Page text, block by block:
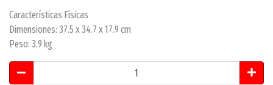
Características Físicas
Dimensiones: 37.5 x 34.7 x 17.9 cm
Peso: 3.9 kg